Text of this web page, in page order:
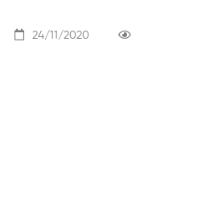
24/11/2020